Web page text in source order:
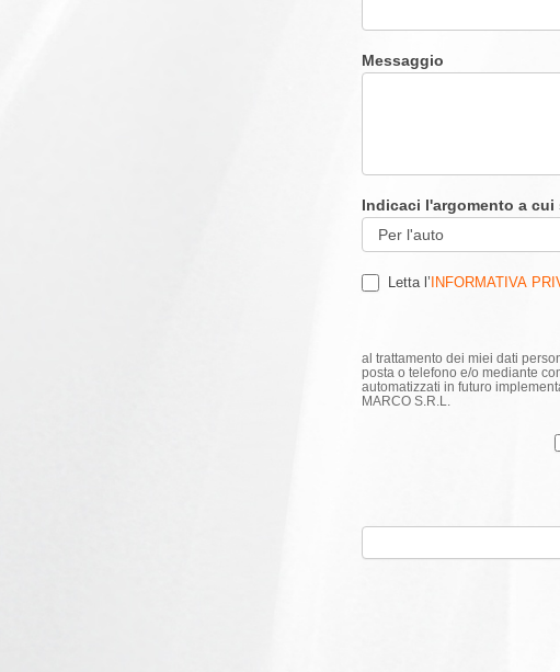
Messaggio
Indicaci l'argomento a cui
Letta l’INFORMATIVA
al trattamento dei miei dati
posta o telefono e/o mediante
automatizzati in futuro
MARCO S.R.L.